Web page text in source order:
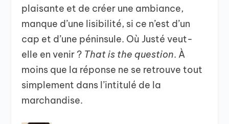
plaisante et de créer une ambiance,
manque d’une lisibilité, si ce n’est d’un
cap et d’une péninsule. Où Justé veut-
elle en venir ? That is the question. À
moins que la réponse ne se retrouve tout
simplement dans l’intitulé de la
marchandise.